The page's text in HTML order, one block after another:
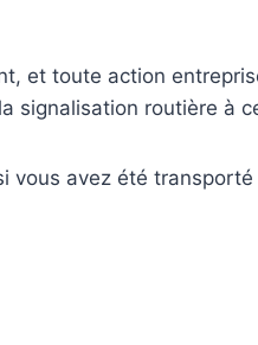
et toute action
signalisation routière à
avez été transporté